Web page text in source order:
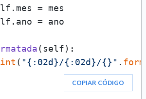
= mes
= ano
(self):
( "{:02d}/{:02d}/{}" .
COPIAR CÓDIGO